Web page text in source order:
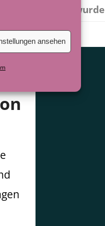
ansehen
wurde